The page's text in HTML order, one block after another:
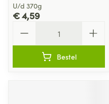
U/d 370g
€ 4,59
Bestel